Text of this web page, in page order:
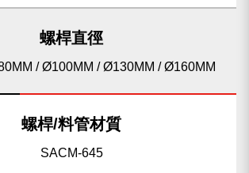
螺桿直徑
/ Ø100MM / Ø130MM / Ø160MM
螺桿/料管材質
SACM-645